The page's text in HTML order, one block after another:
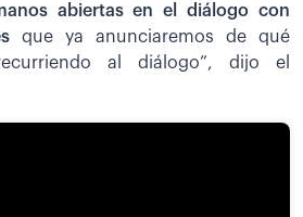
abiertas en el diálogo con
que ya anunciaremos de qué
al diálogo”, dijo el